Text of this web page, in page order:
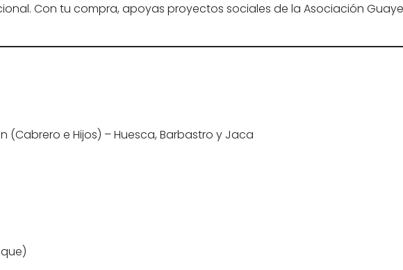
Con tu compra, apoyas proyectos sociales de la Asociación
(Cabrero e Hijos) – Huesca, Barbastro y Jaca